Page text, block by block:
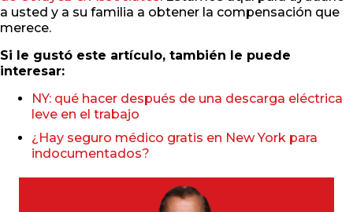
a usted y a su familia a obtener la compensación que
merece.
Si le gustó este artículo, también le puede
interesar:
NY: qué hacer después de una descarga eléctrica
leve en el trabajo
¿Hay seguro médico gratis en New York para
indocumentados?